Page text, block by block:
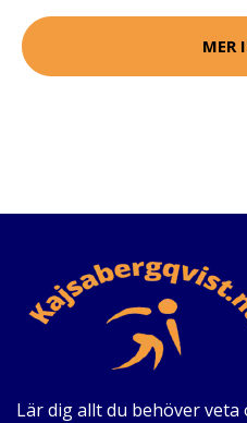
MER
Lär dig allt du behöver